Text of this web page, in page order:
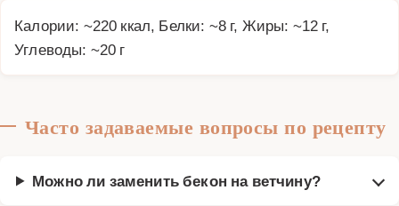
Калории: ~220 ккал, Белки: ~8 г, Жиры: ~12 г,
Углеводы: ~20 г
Часто задаваемые вопросы по рецепту
Можно ли заменить бекон на ветчину?